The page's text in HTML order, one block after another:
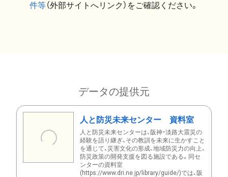
件等（外部サイトへリンク）をご確認ください。
データの提供元
人と防災未来センター 資料室
人と防災未来センターは、阪神・淡路大震災の
経験を語り継ぎ、その教訓を未来に生かすこと
を通じて、災害文化の形成、地域防災力の向上、
防災政策の開発支援を図る施設である。同セ
ンターの資料室
(https://www.dri.ne.jp/library/guide/)では、阪